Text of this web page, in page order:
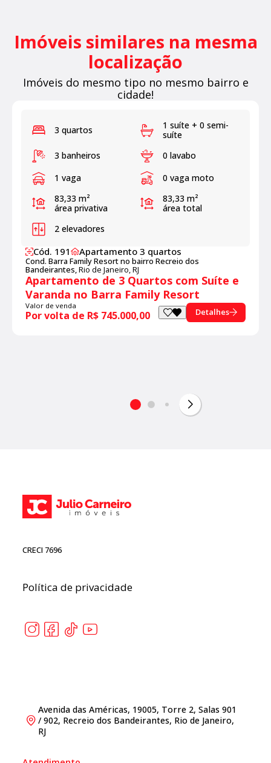
Imóveis similares na mesma
localização
Imóveis do mesmo tipo no mesmo bairro e
cidade!
3 quartos
1 suíte + 0 semi-
suíte
3 banheiros
0 lavabo
1 vaga
0 vaga moto
83,33 m²
área privativa
83,33 m²
área total
2 elevadores
Cód. 191 Apartamento 3 quartos
Cond. Barra Family Resort no bairro Recreio dos
Bandeirantes,Rio de Janeiro, RJ
Apartamento de 3 Quartos com Suíte e
Varanda no Barra Family Resort
Valor de venda
Por volta de R$ 745.000,00 Detalhes
CRECI 7696
Política de privacidade
Avenida das Américas, 19005, Torre 2, Salas 901
/ 902, Recreio dos Bandeirantes, Rio de Janeiro,
RJ